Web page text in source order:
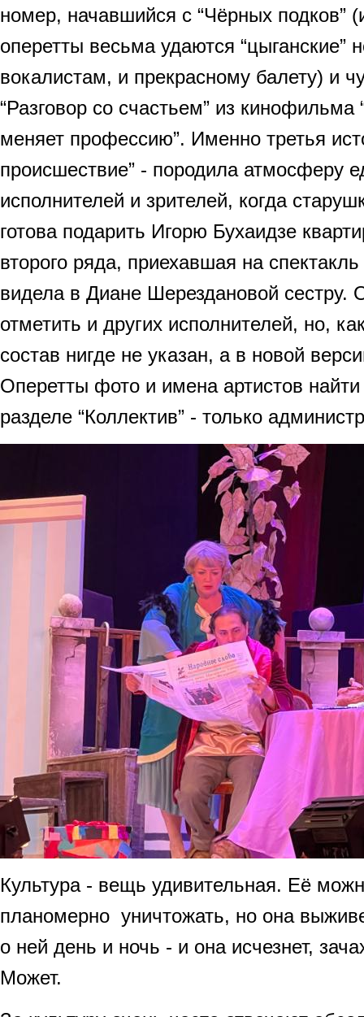
номер, начавшийся с “Чёрных подков”
оперетты весьма удаются “цыганские”
вокалистам, и прекрасному балету) и
“Разговор со счастьем” из
меняет профессию”. Именно третья
происшествие” - породила атмосферу
исполнителей и зрителей, когда
готова подарить Игорю Бухаидзе
второго ряда, приехавшая на спектакль
видела в Диане Шерездановой сестру.
отметить и других исполнителей, но,
состав нигде не указан, а в новой
Оперетты фото и имена артистов
разделе “Коллектив” - только
Культура - вещь удивительная. Её
планомерно уничтожать, но она
о ней день и ночь - и она исчезнет,
Может.